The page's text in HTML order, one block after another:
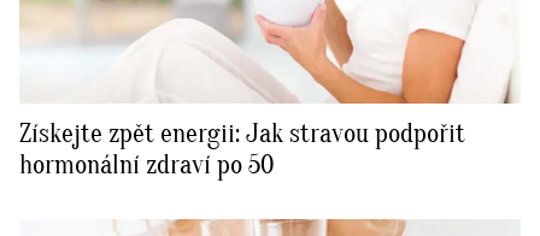
Získejte zpět energii: Jak stravou podpořit
hormonální zdraví po 50